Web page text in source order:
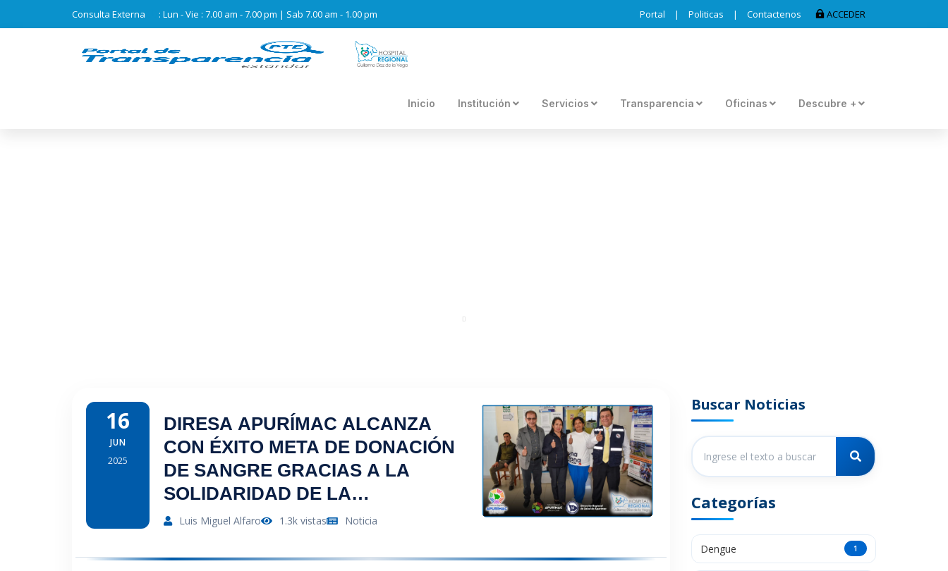
Consulta Externa : Lun - Vie : 7.00 am - 7.00 pm | Sab 7.00 am - 1.00 pm ACCEDER
Portal | Politicas | Contactenos
Inicio Institución Servicios Transparencia Oficinas Descubre +
16
JUN
2025
DIRESA APURÍMAC ALCANZA
CON ÉXITO META DE DONACIÓN
DE SANGRE GRACIAS A LA
SOLIDARIDAD DE LA
POBLACIÓN ABANQUINA
Luis Miguel Alfaro 1.3k vistas Noticia
Buscar Noticias
Categorías
Dengue 1